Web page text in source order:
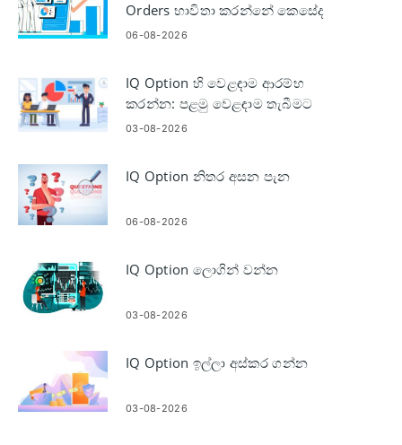
Orders භාවිතා කරන්නේ කෙසේද
06-08-2026
IQ Option හි වෙළඳාම ආරම්භ
කරන්න: පළමු වෙළඳාම තැබීමට
ආරම්භක පියවර
03-08-2026
IQ Option නිතර අසන පැන
06-08-2026
IQ Option ලොගින් වන්න
03-08-2026
IQ Option ඉල්ලා අස්කර ගන්න
03-08-2026